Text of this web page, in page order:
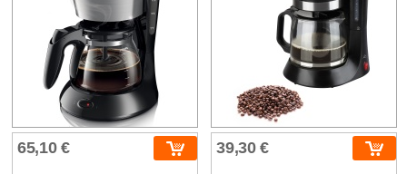
65,10 € 39,30 €